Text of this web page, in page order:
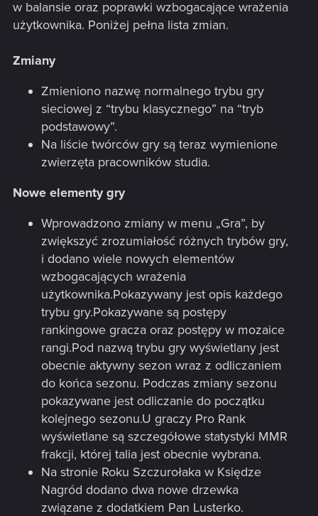
w balansie oraz poprawki wzbogacające wrażenia
użytkownika. Poniżej pełna lista zmian.
Zmiany
Zmieniono nazwę normalnego trybu gry
sieciowej z “trybu klasycznego” na “tryb
podstawowy”.
Na liście twórców gry są teraz wymienione
zwierzęta pracowników studia.
Nowe elementy gry
Wprowadzono zmiany w menu „Gra”, by
zwiększyć zrozumiałość różnych trybów gry,
i dodano wiele nowych elementów
wzbogacających wrażenia
użytkownika.Pokazywany jest opis każdego
trybu gry.Pokazywane są postępy
rankingowe gracza oraz postępy w mozaice
rangi.Pod nazwą trybu gry wyświetlany jest
obecnie aktywny sezon wraz z odliczaniem
do końca sezonu. Podczas zmiany sezonu
pokazywane jest odliczanie do początku
kolejnego sezonu.U graczy Pro Rank
wyświetlane są szczegółowe statystyki MMR
frakcji, której talia jest obecnie wybrana.
Na stronie Roku Szczurołaka w Księdze
Nagród dodano dwa nowe drzewka
związane z dodatkiem Pan Lusterko.